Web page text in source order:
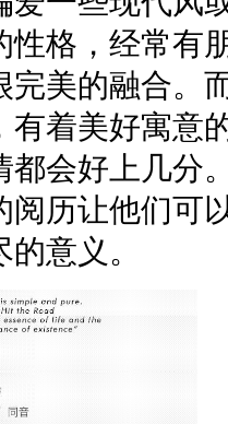
性格，经常有
完美的融合。
有着美好寓意
都会好上几分
阅历让他们可
意义。